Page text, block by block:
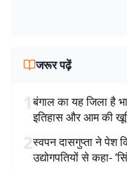
जरूर पढ़ें
1बंगाल का यह जिला है
इतिहास और आम की
2स्वपन दासगुप्ता ने पेश
उद्योगपतियों से कहा-